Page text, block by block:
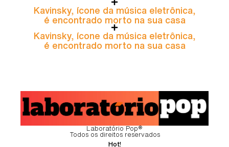
Kavinsky, ícone da música eletrônica,
é encontrado morto na sua casa
Kavinsky, ícone da música eletrônica,
é encontrado morto na sua casa
Laboratório Pop®
Todos os direitos reservados
Hot!